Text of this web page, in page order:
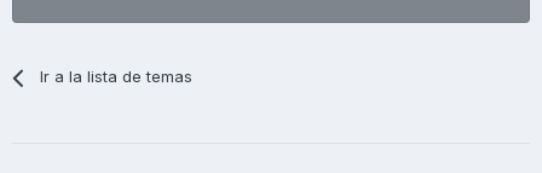
Ir a la lista de temas